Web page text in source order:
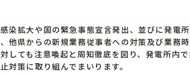
染拡大や国の緊急事態宣言発出、並びに発電
他県からの新規業務従事者への対策及び業務
しても注意喚起と周知徹底を図り、発電所内
対策に取り組んでまいります。